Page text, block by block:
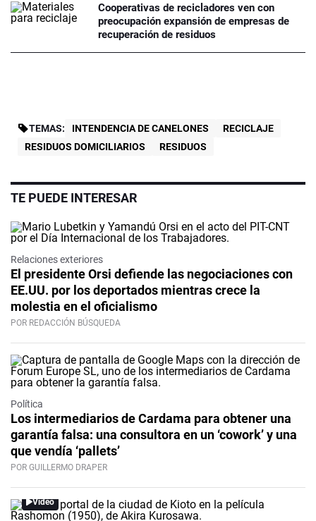
Cooperativas de recicladores ven con
preocupación expansión de empresas de
recuperación de residuos
TEMAS: INTENDENCIA DE CANELONES
RECICLAJE
RESIDUOS DOMICILIARIOS
RESIDUOS
TE PUEDE INTERESAR
Relaciones exteriores
El presidente Orsi defiende las negociaciones con
EE.UU. por los deportados mientras crece la
molestia en el oficialismo
POR REDACCIÓN BÚSQUEDA
Política
Los intermediarios de Cardama para obtener una
garantía falsa: una consultora en un ‘cowork’ y una
que vendía ‘pallets’
POR GUILLERMO DRAPER
Video